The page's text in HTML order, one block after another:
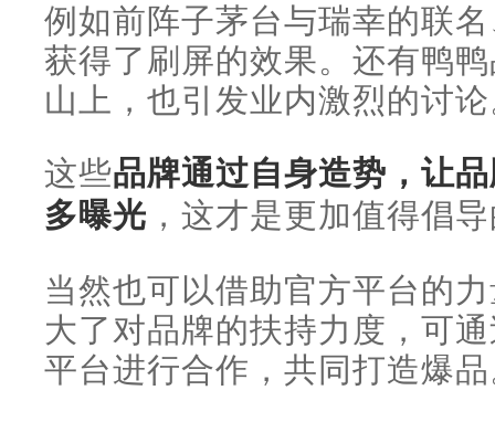
例如前阵子茅台与瑞幸的联
获得了刷屏的效果。还有鸭
山上，也引发业内激烈的讨
这些品牌通过自身造势，让
多曝光 ，这才是更加值得倡
当然也可以借助官方平台的
大了对品牌的扶持力度，可
平台进行合作，共同打造爆